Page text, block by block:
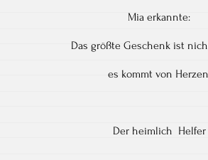
Mia erkannte:
Das größte Geschenk ist
es kommt von
Der heimlich Helfer